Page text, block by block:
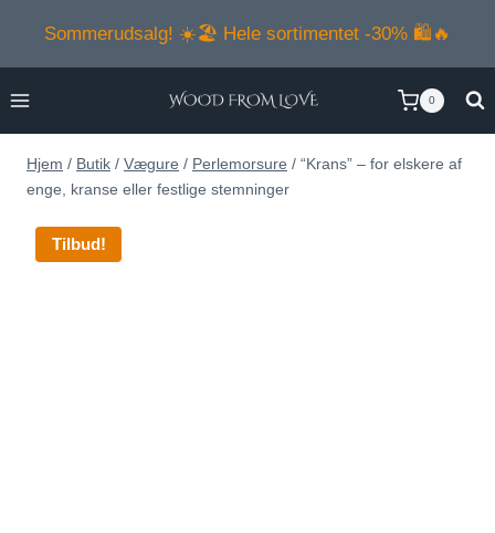
indhold
Sommerudsalg! ☀️🏖️ Hele sortimentet -30% 🛍️🔥
0
Hjem / Butik / Vægure / Perlemorsure / “Krans” – for elskere af
enge, kranse eller festlige stemninger
Tilbud!